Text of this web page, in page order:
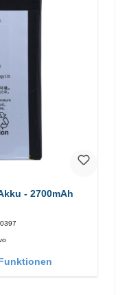
- 2700mAh